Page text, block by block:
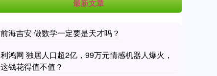
最新文章
前海吉安 做数学一定要是天才吗？
利鸿网 独居人口超2亿，99万元情感机器人爆火，
这钱花得值不值？